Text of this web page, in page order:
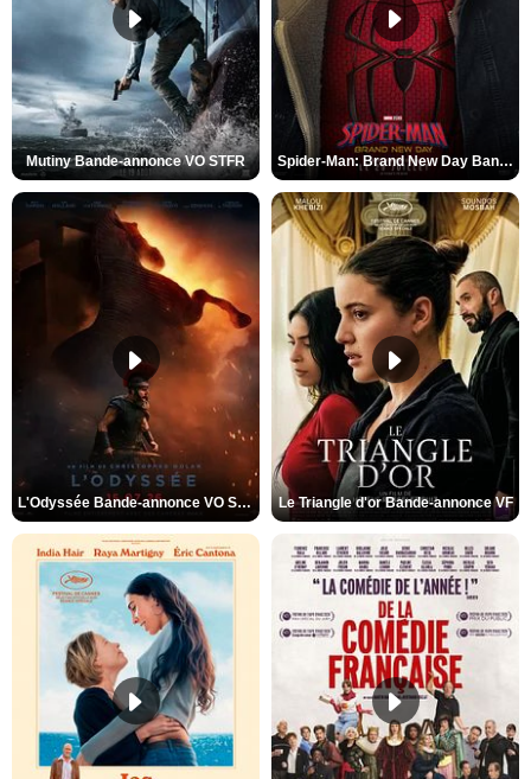
Mutiny Bande-annonce VO STFR Spider-Man: Brand New Day Bande-annonce VO STFR
L'Odyssée Bande-annonce VO STFR Le Triangle d'or Bande-annonce VF